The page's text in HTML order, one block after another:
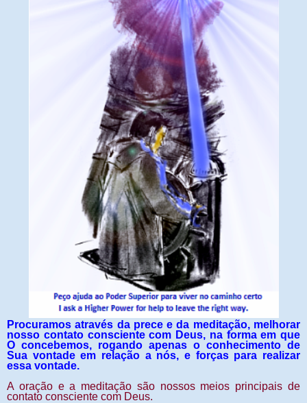
Procuramos através da prece e da meditação, melhorar
nosso contato consciente com Deus, na forma em que
O concebemos, rogando apenas o conhecimento de
Sua vontade em relação a nós, e forças para realizar
essa vontade.
A oração e a meditação são nossos meios principais de
contato consciente com Deus.